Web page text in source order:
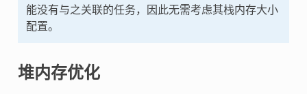
能没有与之关联的任务，因此无需考虑其栈内存大小
配置。
堆内存优化